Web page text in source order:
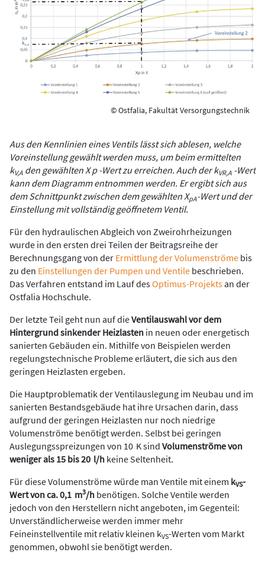
© Ostfalia, Fakultät Versorgungstechnik
Aus den Kennlinien eines Ventils lässt sich ablesen, welche
Voreinstellung gewählt werden muss, um beim ermittelten
kV,A den gewählten X p -Wert zu erreichen. Auch der kVR,A -Wert
kann dem Diagramm entnommen werden. Er ergibt sich aus
dem Schnittpunkt zwischen dem gewählten XpA-Wert und der
Einstellung mit vollständig geöffnetem Ventil.
Für den hydraulischen Abgleich von Zweirohrheizungen
wurde in den ersten drei Teilen der Beitragsreihe der
Berechnungsgang von der Ermittlung der Volumenströme bis
zu den Einstellungen der Pumpen und Ventile beschrieben.
Das Verfahren entstand im Lauf desOptimus-Projektsan der
Ostfalia Hochschule.
Der letzte Teil geht nun auf dieVentilauswahl vor dem
Hintergrund sinkender Heizlasten in neuen oder energetisch
sanierten Gebäuden ein. Mithilfe von Beispielen werden
regelungstechnische Probleme erläutert, die sich aus den
geringen Heizlasten ergeben.
Die Hauptproblematik der Ventilauslegung im Neubau und im
sanierten Bestandsgebäude hat ihre Ursachen darin, dass
aufgrund der geringen Heizlasten nur noch niedrige
Volumenströme benötigt werden. Selbst bei geringen
Auslegungsspreizungen von 10 K sind Volumenströme von
weniger als 15 bis 20 l/h keine Seltenheit.
Für diese Volumenströme würde man Ventile mit einem kVS-
Wert von ca. 0,1 m3/h benötigen. Solche Ventile werden
jedoch von den Herstellern nicht angeboten, im Gegenteil:
Unverständlicherweise werden immer mehr
Feineinstellventile mit relativ kleinen kVS-Werten vom Markt
genommen, obwohl sie benötigt werden.